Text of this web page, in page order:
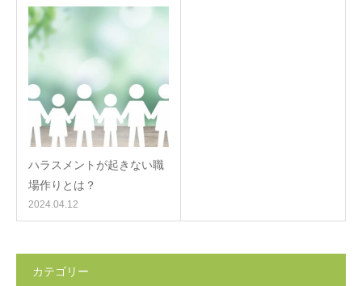
ハラスメントが起きない職
場作りとは？
2024.04.12
カテゴリー